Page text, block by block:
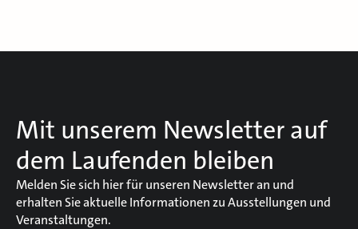
Mit unserem Newsletter auf
dem Laufenden bleiben
Melden Sie sich hier für unseren Newsletter an und
erhalten Sie aktuelle Informationen zu Ausstellungen und
Veranstaltungen.